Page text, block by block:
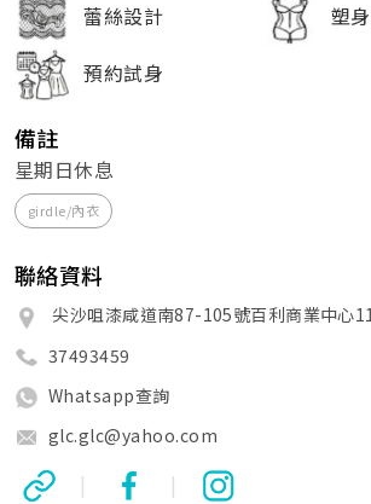
蕾絲設計
塑
預約試身
備註
星期日休息
girdle/內衣
聯絡資料
尖沙咀漆咸道南87-105號百利商業中心
37493459
Whatsapp查詢
glc.glc@yahoo.com
| |